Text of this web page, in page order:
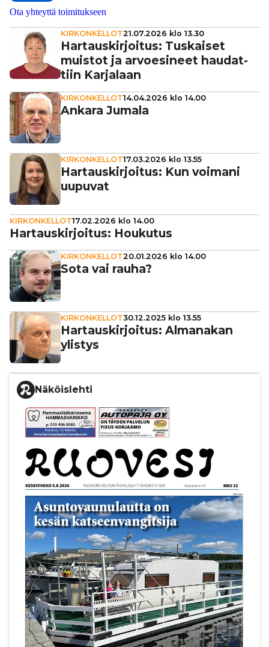
Ota yhteyttä toimitukseen
KIRKONKELLOT21.07.2026 klo 13.30
Har­taus­kir­joi­tus: Tuskaiset
muistot ja arvo­e­si­neet hau­dat­
tiin Karjalaan
KIRKONKELLOT14.04.2026 klo 14.00
Ankara Jumala
KIRKONKELLOT17.03.2026 klo 13.55
Har­taus­kir­joi­tus: Kun voimani
uupuvat
KIRKONKELLOT17.02.2026 klo 14.00
Har­taus­kir­joi­tus: Houkutus
KIRKONKELLOT20.01.2026 klo 14.00
Sota vai rauha?
KIRKONKELLOT30.12.2025 klo 13.55
Har­taus­kir­joi­tus: Almanakan
ylistys
Näköislehti